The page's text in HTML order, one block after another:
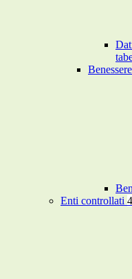
Enti controllati 4